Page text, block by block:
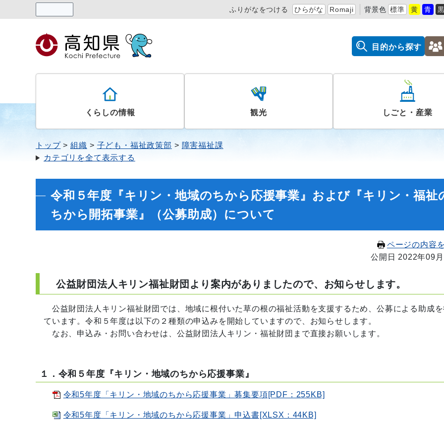
ふりがなをつける ひらがな Romaji 背景色 標準 黄 青
目的から探す
くらしの情報 観光 しごと・産業
トップ 組織 子ども・福祉政策部
障害福祉課
カテゴリを全て表示する
令和５年度『キリン・地域のちから応援事業』および『キリン・福祉
ちから開拓事業』（公募助成）について
ページの内容
公開日 2022年09
公益財団法人キリン福祉財団より案内がありましたので、お知らせします。
公益財団法人キリン福祉財団では、地域に根付いた草の根の福祉活動を支援するため、公募による助成
ています。令和５年度は以下の２種類の申込みを開始していますので、お知らせします。
なお、申込み・お問い合わせは、公益財団法人キリン・福祉財団まで直接お願いします。
１．令和５年度『キリン・地域のちから応援事業』
令和5年度「キリン・地域のちから応援事業」募集要項[PDF：255KB]
令和5年度「キリン・地域のちから応援事業」申込書[XLSX：44KB]